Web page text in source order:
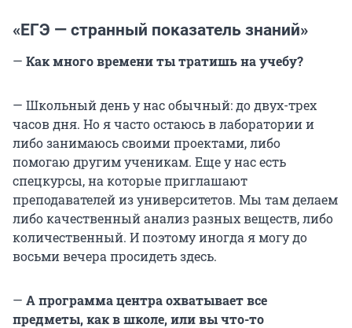
«ЕГЭ — странный показатель знаний»
— Как много времени ты тратишь на учебу?
— Школьный день у нас обычный: до двух-трех
часов дня. Но я часто остаюсь в лаборатории и
либо занимаюсь своими проектами, либо
помогаю другим ученикам. Еще у нас есть
спецкурсы, на которые приглашают
преподавателей из университетов. Мы там делаем
либо качественный анализ разных веществ, либо
количественный. И поэтому иногда я могу до
восьми вечера просидеть здесь.
— А программа центра охватывает все
предметы, как в школе, или вы что-то